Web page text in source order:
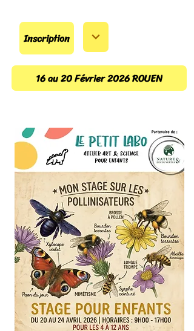
Inscription
16 au 20 Février 2026 ROUEN